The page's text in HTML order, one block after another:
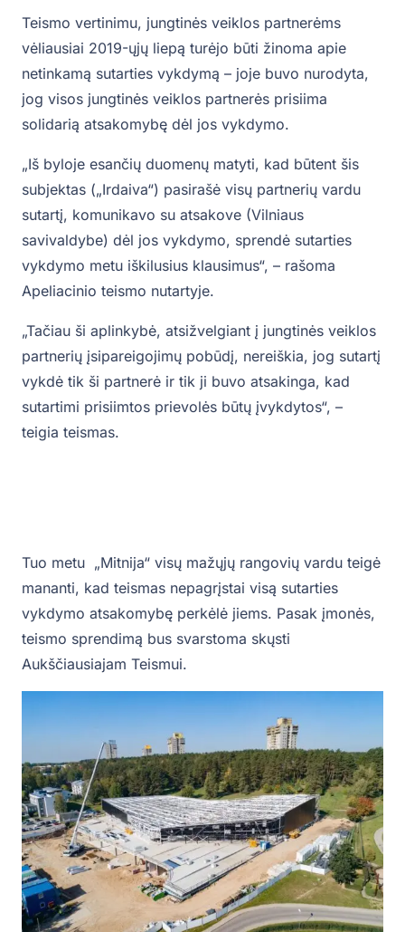
Teismo vertinimu, jungtinės veiklos partnerėms
vėliausiai 2019-ųjų liepą turėjo būti žinoma apie
netinkamą sutarties vykdymą – joje buvo nurodyta,
jog visos jungtinės veiklos partnerės prisiima
solidarią atsakomybę dėl jos vykdymo.
„Iš byloje esančių duomenų matyti, kad būtent šis
subjektas („Irdaiva“) pasirašė visų partnerių vardu
sutartį, komunikavo su atsakove (Vilniaus
savivaldybe) dėl jos vykdymo, sprendė sutarties
vykdymo metu iškilusius klausimus“, – rašoma
Apeliacinio teismo nutartyje.
„Tačiau ši aplinkybė, atsižvelgiant į jungtinės veiklos
partnerių įsipareigojimų pobūdį, nereiškia, jog sutartį
vykdė tik ši partnerė ir tik ji buvo atsakinga, kad
sutartimi prisiimtos prievolės būtų įvykdytos“, –
teigia teismas.
Tuo metu „Mitnija“ visų mažųjų rangovių vardu teigė
mananti, kad teismas nepagrįstai visą sutarties
vykdymo atsakomybę perkėlė jiems. Pasak įmonės,
teismo sprendimą bus svarstoma skųsti
Aukščiausiajam Teismui.